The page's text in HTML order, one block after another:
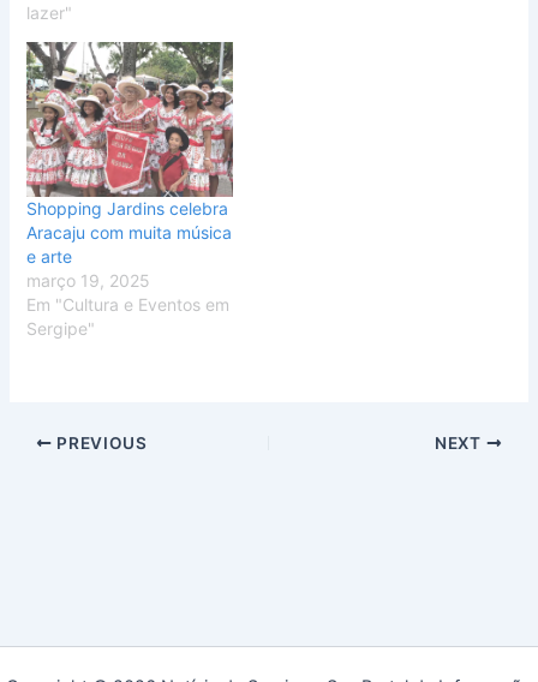
lazer"
Shopping Jardins celebra
Aracaju com muita música
e arte
março 19, 2025
Em "Cultura e Eventos em
Sergipe"
PREVIOUS NEXT